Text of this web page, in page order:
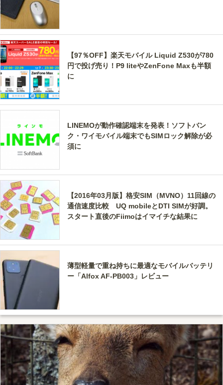
【97％OFF】楽天モバイル Liquid Z530が780
円で投げ売り！P9 liteやZenFone Maxも半額
に
LINEMOが動作確認端末を発表！ソフトバン
ク・ワイモバイル端末でもSIMロック解除が必
須に
【2016年03月版】格安SIM（MVNO）11回線の
通信速度比較 UQ mobileとDTI SIMが好調。
スタート直後のFiimoはイマイチな結果に
薄型軽量で重ね持ちに最適なモバイルバッテリ
ー「Alfox AF-PB003」レビュー